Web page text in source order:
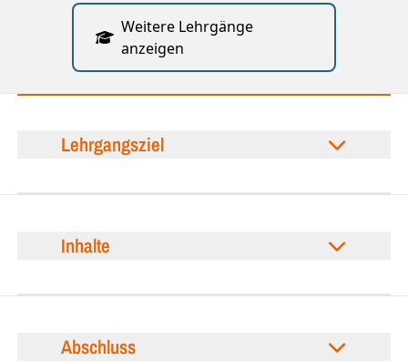
Weitere Lehrgänge
anzeigen
Lehrgangsziel
Inhalte
Abschluss